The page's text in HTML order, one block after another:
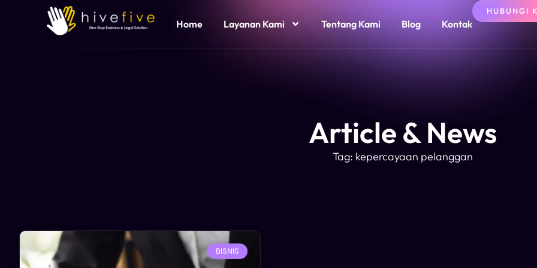
Home Layanan Kami Tentang Kami Blog Kontak
HUBUNGI
Article & News
Tag: kepercayaan pelanggan
BISNIS